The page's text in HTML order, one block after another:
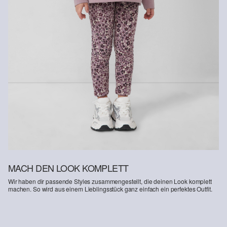
MACH DEN LOOK KOMPLETT
Wir haben dir passende Styles zusammengestellt, die deinen Look komplett
machen. So wird aus einem Lieblingsstück ganz einfach ein perfektes Outfit.